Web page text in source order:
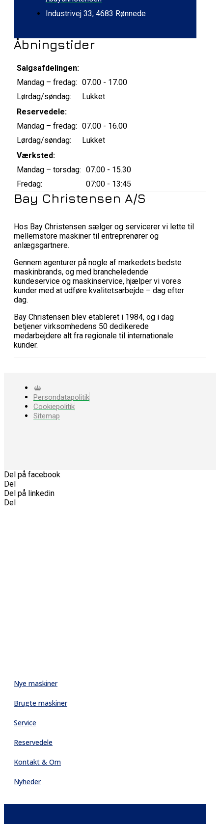
Industrivej 33, 4683 Rønnede
Åbningstider
Salgsafdelingen:
Mandag – fredag: 07.00 - 17.00
Lørdag/søndag:
Lukket
Reservedele:
Mandag – fredag: 07.00 - 16.00
Lørdag/søndag:
Lukket
Værksted:
Mandag – torsdag: 07.00 - 15.30
Fredag:
07:00 - 13:45
Bay Christensen A/S
Hos Bay Christensen sælger og servicerer vi lette til
mellemstore maskiner til entreprenører og
anlægsgartnere.
Gennem agenturer på nogle af markedets bedste
maskinbrands, og med brancheledende
kundeservice og maskinservice, hjælper vi vores
kunder med at udføre kvalitetsarbejde – dag efter
dag.
Bay Christensen blev etableret i 1984, og i dag
betjener virksomhedens 50 dedikerede
medarbejdere alt fra regionale til internationale
kunder.
Persondatapolitik
Cookiepolitik
Sitemap
Del på facebook
Del
Del på linkedin
Del
Nye maskiner
Brugte maskiner
Service
Reservedele
Kontakt & Om
Nyheder